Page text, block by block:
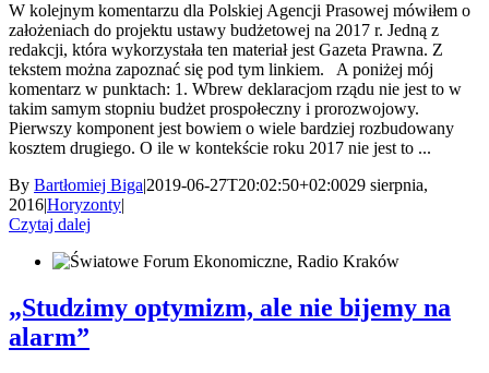
W kolejnym komentarzu dla Polskiej Agencji Prasowej mówiłem o
założeniach do projektu ustawy budżetowej na 2017 r. Jedną z
redakcji, która wykorzystała ten materiał jest Gazeta Prawna. Z
tekstem można zapoznać się pod tym linkiem. A poniżej mój
komentarz w punktach: 1. Wbrew deklaracjom rządu nie jest to w
takim samym stopniu budżet prospołeczny i prorozwojowy.
Pierwszy komponent jest bowiem o wiele bardziej rozbudowany
kosztem drugiego. O ile w kontekście roku 2017 nie jest to ...
By Bartłomiej Biga|2019-06-27T20:02:50+02:0029 sierpnia,
2016|Horyzonty|
Czytaj dalej
„Studzimy optymizm, ale nie bijemy na
alarm”